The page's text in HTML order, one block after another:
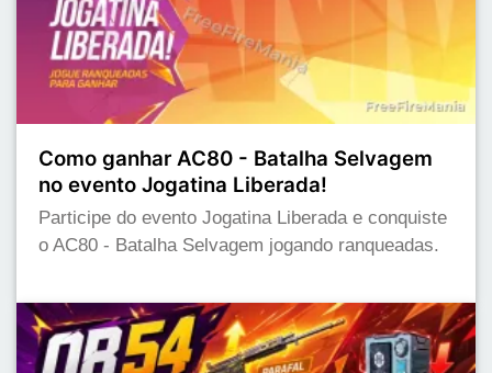
Como ganhar AC80 - Batalha Selvagem
no evento Jogatina Liberada!
Participe do evento Jogatina Liberada e conquiste
o AC80 - Batalha Selvagem jogando ranqueadas.